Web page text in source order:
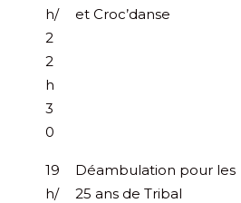
h/
2
2
h
3
0
et Croc’danse
19
h/
Déambulation pour les
25 ans de Tribal